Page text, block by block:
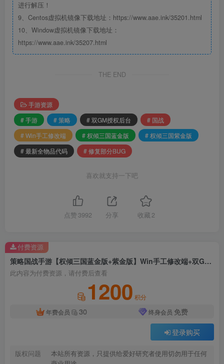
进行解压！
9、Centos虚拟机镜像下载地址：https://www.aae.ink/35201.html
10、Window虚拟机镜像下载地址：
https://www.aae.ink/35207.html
THE END
手游资源
# 手游
# 策略 # 双GM授权后台
# 国战
# Win手工修改端
# 权倾三国蓝金版
# 权倾三国紫金版
# 最新全物品代码
# 修复部分BUG
喜欢就支持一下吧
点赞 3992 分享 收藏 2
策略国战手游【权倾三国蓝金版+紫金版】Win手工修改端+双GM授权后台+最新全物品代码
此内容为付费资源，请付费后查看
1200 积分
年费会员
30 终身会员 免费
登录购买
版权问题
本站所有资源，只提供给爱好研究者使用切勿用于任何
付费资源